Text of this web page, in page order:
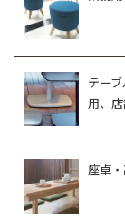
テー
用、
座卓